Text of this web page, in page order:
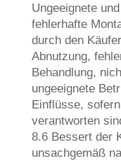
Ungeeignete
fehlerhafte
durch den
Abnutzung,
Behandlung,
ungeeignete
Einflüsse,
verantworten
8.6 Bessert der
unsachgemäß